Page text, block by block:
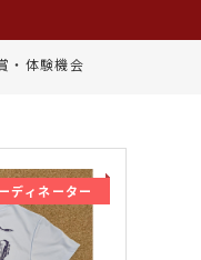
・体験機会
ディネーター